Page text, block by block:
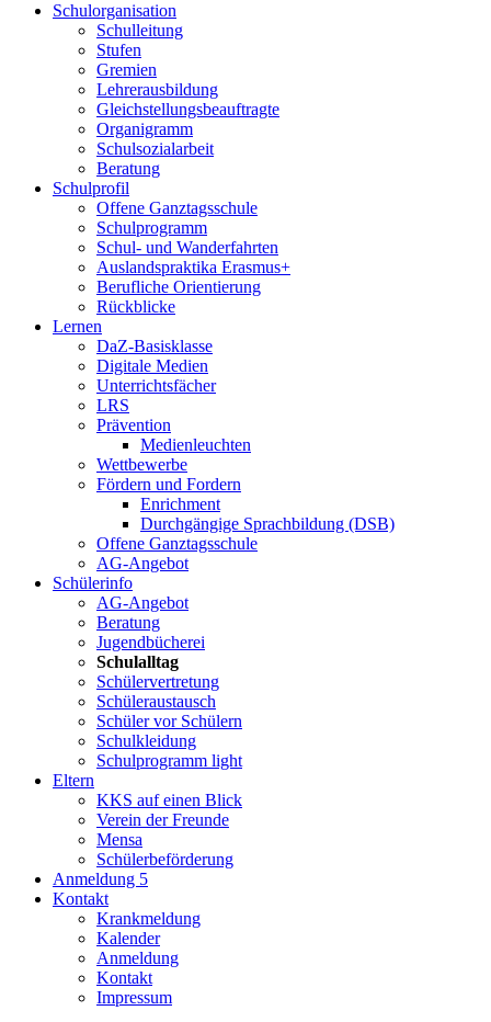
Schulorganisation
Schulleitung
Stufen
Gremien
Lehrerausbildung
Gleichstellungsbeauftragte
Organigramm
Schulsozialarbeit
Beratung
Schulprofil
Offene Ganztagsschule
Schulprogramm
Schul- und Wanderfahrten
Auslandspraktika Erasmus+
Berufliche Orientierung
Rückblicke
Lernen
DaZ-Basisklasse
Digitale Medien
Unterrichtsfächer
LRS
Prävention
Medienleuchten
Wettbewerbe
Fördern und Fordern
Enrichment
Durchgängige Sprachbildung (DSB)
Offene Ganztagsschule
AG-Angebot
Schülerinfo
AG-Angebot
Beratung
Jugendbücherei
Schulalltag
Schülervertretung
Schüleraustausch
Schüler vor Schülern
Schulkleidung
Schulprogramm light
Eltern
KKS auf einen Blick
Verein der Freunde
Mensa
Schülerbeförderung
Anmeldung 5
Kontakt
Krankmeldung
Kalender
Anmeldung
Kontakt
Impressum